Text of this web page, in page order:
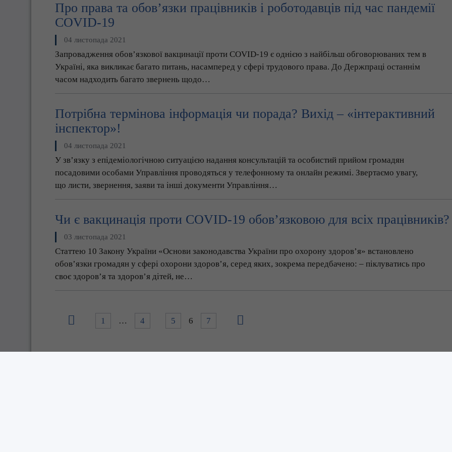
Про права та обов’язки працівників і роботодавців під час пандемії
СOVID-19
04 листопада 2021
Запровадження обов’язкової вакцинації проти COVID-19 є однією з найбільш обговорюваних тем в
Україні, яка викликає багато питань, насамперед у сфері трудового права. До Держпраці останнім
часом надходить багато звернень щодо…
Потрібна термінова інформація чи порада? Вихід – «інтерактивний
інспектор»!
04 листопада 2021
У зв’язку з епідеміологічною ситуацією надання консультацій та особистий прийом громадян
посадовими особами Управління проводяться у телефонному та онлайн режимі. Звертаємо увагу,
що листи, звернення, заяви та інші документи Управління…
Чи є вакцинація проти COVID-19 обов’язковою для всіх працівників?
03 листопада 2021
Статтею 10 Закону України «Основи законодавства України про охорону здоров’я» встановлено
обов’язки громадян у сфері охорони здоров’я, серед яких, зокрема передбачено: – піклуватись про
своє здоров’я та здоров’я дітей, не…
1 … 4 5 6 7